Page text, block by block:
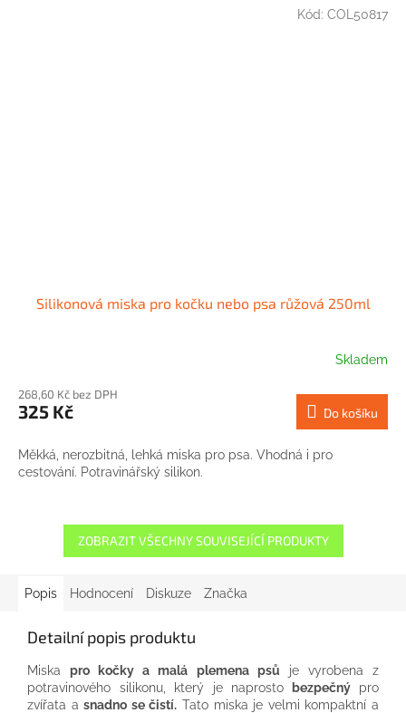
Silikonová miska pro kočku nebo psa růžová 250ml
Skladem
268,60 Kč bez DPH
325 Kč Do košíku
Měkká, nerozbitná, lehká miska pro psa. Vhodná i pro
cestování. Potravinářský silikon.
Kód: COL50817
ZOBRAZIT VŠECHNY SOUVISEJÍCÍ PRODUKTY
Popis Hodnocení Diskuze Značka
Detailní popis produktu
Miskapro kočky a malá plemena psů je vyrobena z
potravinového silikonu, který je naprosto bezpečnýpro
zvířata asnadno se čistí. Tato miska je velmi kompaktní a